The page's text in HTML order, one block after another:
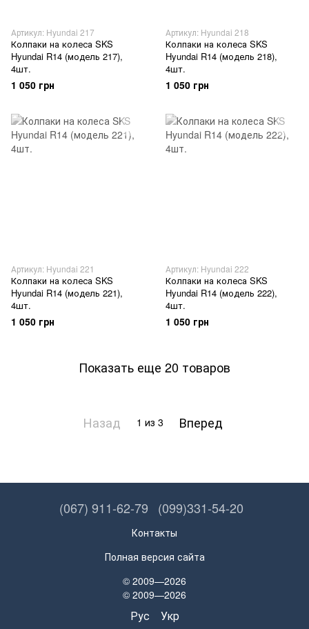
Артикул: Hyundai 217
Колпаки на колеса SKS
Hyundai R14 (модель 217),
4шт.
1 050 грн
Артикул: Hyundai 218
Колпаки на колеса SKS
Hyundai R14 (модель 218),
4шт.
1 050 грн
Артикул: Hyundai 221
Колпаки на колеса SKS
Hyundai R14 (модель 221),
4шт.
1 050 грн
Артикул: Hyundai 222
Колпаки на колеса SKS
Hyundai R14 (модель 222),
4шт.
1 050 грн
Показать еще 20 товаров
Назад 1 из 3 Вперед
(067) 911-62-79 (099)331-54-20
Контакты
Полная версия сайта
© 2009—2026
© 2009—2026
Рус Укр